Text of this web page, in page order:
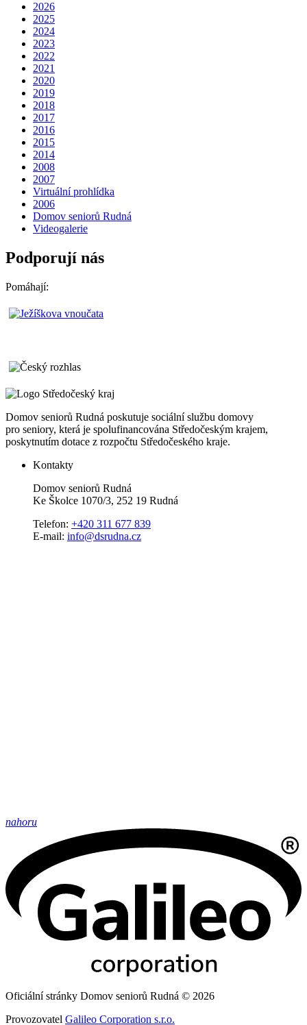
2026
2025
2024
2023
2022
2021
2020
2019
2018
2017
2016
2015
2014
2008
2007
Virtuální prohlídka
2006
Domov seniorů Rudná
Videogalerie
Podporují nás
Pomáhají:
Domov seniorů Rudná poskutuje sociální službu domovy
pro seniory, která je spolufinancována Středočeským krajem,
poskytnutím dotace z rozpočtu Středočeského kraje.
Kontakty
Domov seniorů Rudná
Ke Školce 1070/3, 252 19 Rudná
Telefon: +420 311 677 839
E-mail: info@dsrudna.cz
nahoru
Oficiální stránky Domov seniorů Rudná © 2026
Provozovatel Galileo Corporation s.r.o.